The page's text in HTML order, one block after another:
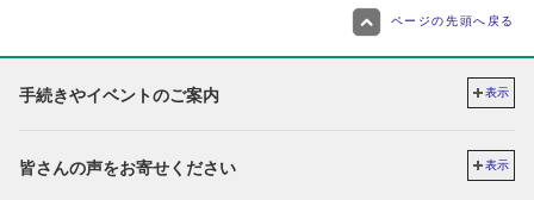
ページの先頭へ戻る
手続きやイベントのご案内 表示
皆さんの声をお寄せください 表示